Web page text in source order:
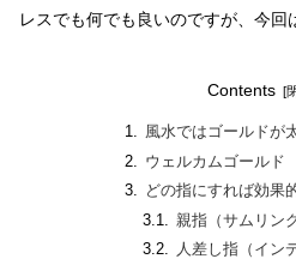
レスでも何でも良いのですが、今回
Contents
風水ではゴールドが
ウェルカムゴールド
どの指にすれば効果
親指（サムリング
人差し指（イン